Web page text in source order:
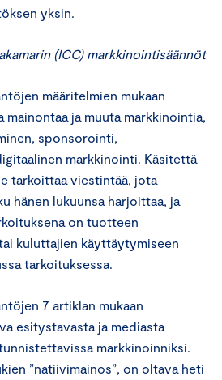
yksin.
(ICC) markkinointisäännöt
määritelmien mukaan
ja muuta markkinointia,
sponsorointi,
markkinointi. Käsitettä
tarkoittaa viestintää, jota
hänen lukuunsa harjoittaa, ja
on tuotteen
kuluttajien käyttäytymiseen
tarkoituksessa.
7 artiklan mukaan
esitystavasta ja mediasta
markkinoinniksi.
”natiivimainos”, on oltava heti